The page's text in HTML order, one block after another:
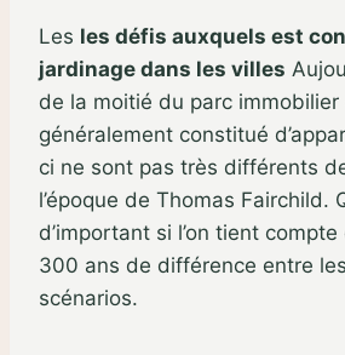
Les les défis auxquels est
jardinage dans les villes
de la moitié du parc immobilier
généralement constitué
ci ne sont pas très différents
l’époque de Thomas Fairchild.
d’important si l’on tient compte
300 ans de différence entre
scénarios.